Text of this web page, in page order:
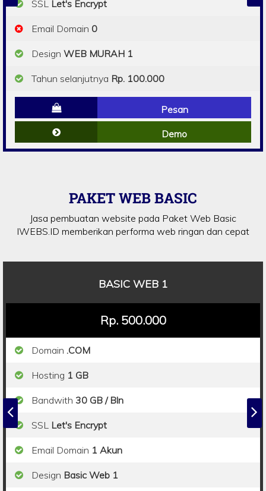
SSL Let's Encrypt
Email Domain 0
Design WEB MURAH 1
Tahun selanjutnya Rp. 100.000
Pesan
Demo
PAKET WEB BASIC
Jasa pembuatan website pada Paket Web Basic
IWEBS.ID memberikan performa web ringan dan cepat
BASIC WEB 1
Rp. 500.000
Domain .COM
Hosting 1 GB
Bandwith 30 GB / Bln
SSL Let's Encrypt
Email Domain 1 Akun
Design Basic Web 1